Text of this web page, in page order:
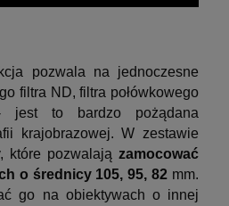
pozwala na jednoczesne
filtra ND, filtra połówkowego
jest to bardzo pożądana
krajobrazowej.W zestawie
które pozwalają zamocować
o średnicy 105, 95, 82 mm.
go na obiektywach o innej